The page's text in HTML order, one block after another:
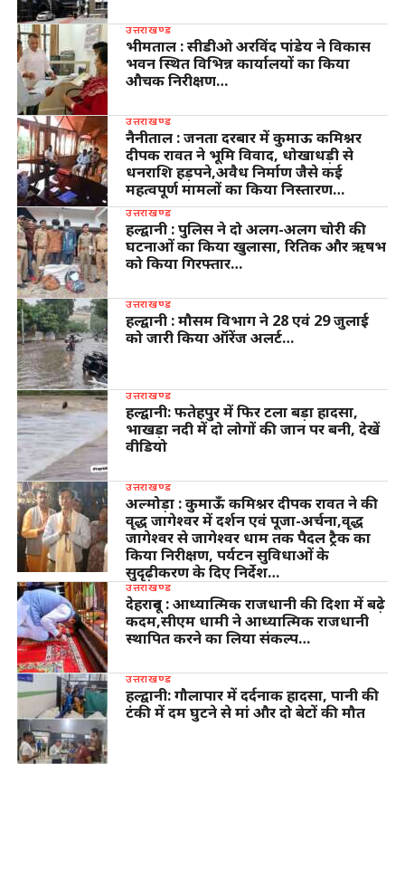
उत्तराखण्ड
भीमताल : सीडीओ अरविंद पांडेय ने विकास
भवन स्थित विभिन्न कार्यालयों का किया
औचक निरीक्षण…
उत्तराखण्ड
नैनीताल : जनता दरबार में कुमाऊ कमिश्नर
दीपक रावत ने भूमि विवाद, धोखाधड़ी से
धनराशि हड़पने,अवैध निर्माण जैसे कई
महत्वपूर्ण मामलों का किया निस्तारण…
उत्तराखण्ड
हल्द्वानी : पुलिस ने दो अलग-अलग चोरी की
घटनाओं का किया खुलासा, रितिक और ऋषभ
को किया गिरफ्तार…
उत्तराखण्ड
हल्द्वानी : मौसम विभाग ने 28 एवं 29 जुलाई
को जारी किया ऑरेंज अलर्ट…
उत्तराखण्ड
हल्द्वानी: फतेहपुर में फिर टला बड़ा हादसा,
भाखड़ा नदी में दो लोगों की जान पर बनी, देखें
वीडियो
उत्तराखण्ड
अल्मोड़ा : कुमाऊँ कमिश्नर दीपक रावत ने की
वृद्ध जागेश्वर में दर्शन एवं पूजा-अर्चना,वृद्ध
जागेश्वर से जागेश्वर धाम तक पैदल ट्रैक का
किया निरीक्षण, पर्यटन सुविधाओं के
सुदृढ़ीकरण के दिए निर्देश…
उत्तराखण्ड
देहरादून : आध्यात्मिक राजधानी की दिशा में बढ़े
कदम,सीएम धामी ने आध्यात्मिक राजधानी
स्थापित करने का लिया संकल्प…
उत्तराखण्ड
हल्द्वानी: गौलापार में दर्दनाक हादसा, पानी की
टंकी में दम घुटने से मां और दो बेटों की मौत